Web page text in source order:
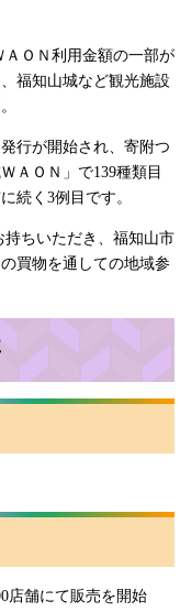
ＯＮ利用金額の一部が
福知山城など観光施設
行が開始され、寄附つ
ＡＯＮ」で139種類目
続く3例目です。
ちいただき、福知山市
買物を通しての地域参
店舗にて販売を開始